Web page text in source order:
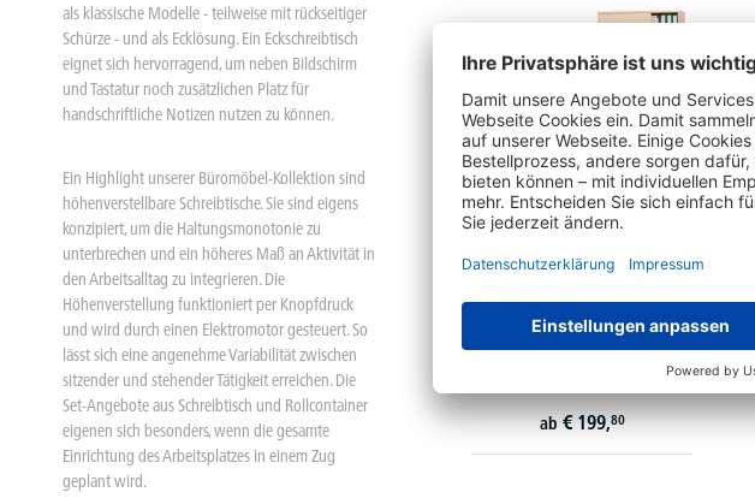
als klassische Modelle - teilweise mit rückseitiger
Schürze - und als Ecklösung. Ein Eckschreibtisch
eignet sich hervorragend, um neben Bildschirm
und Tastatur noch zusätzlichen Platz für
handschriftliche Notizen nutzen zu können.
Ein Highlight unserer Büromöbel-Kollektion sind
höhenverstellbare Schreibtische. Sie sind eigens
konzipiert, um die Haltungsmonotonie zu
unterbrechen und ein höheres Maß an Aktivität in
den Arbeitsalltag zu integrieren. Die
Höhenverstellung funktioniert per Knopfdruck
und wird durch einen Elektromotor gesteuert. So
lässt sich eine angenehme Variabilität zwischen
sitzender und stehender Tätigkeit erreichen. Die
Set-Angebote aus Schreibtisch und Rollcontainer
eigenen sich besonders, wenn die gesamte
Einrichtung des Arbeitsplatzes in einem Zug
geplant wird.
Schiebetürenschränke MULTI
MODUL
ab€ 199,80